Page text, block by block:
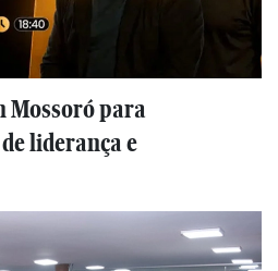
Mossoró para
liderança e